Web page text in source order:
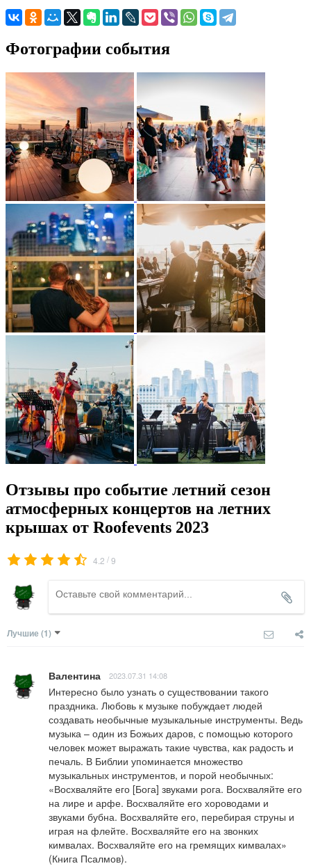
Фотографии события
Отзывы про событие летний сезон
атмосферных концертов на летних
крышах от Roofevents 2023
4.2 /9
Лучшие (1)
Валентина 2023.07.31 14:08
Интересно было узнать о существовании такого
праздника. Любовь к музыке побуждает людей
создавать необычные музыкальные инструменты. Ведь
музыка – один из Божьих даров, с помощью которого
человек может выражать такие чувства, как радость и
печаль. В Библии упоминается множество
музыкальных инструментов, и порой необычных:
«Восхваляйте его [Бога] звуками рога. Восхваляйте его
на лире и арфе. Восхваляйте его хороводами и
звуками бубна. Восхваляйте его, перебирая струны и
играя на флейте. Восхваляйте его на звонких
кимвалах. Восхваляйте его на гремящих кимвалах»
(Книга Псалмов).